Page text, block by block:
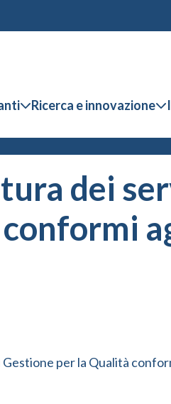
Ricerca e innovazione
dei
per la Qualità